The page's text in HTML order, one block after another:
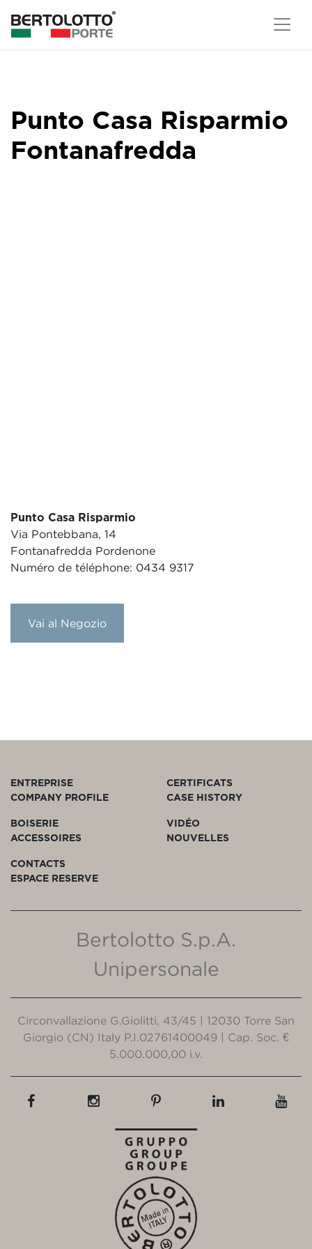
Punto Casa Risparmio
Fontanafredda
Punto Casa Risparmio
Via Pontebbana, 14
Fontanafredda Pordenone
Numéro de téléphone: 0434 9317
Vai al Negozio
ENTREPRISE
COMPANY PROFILE
CERTIFICATS
CASE HISTORY
BOISERIE
ACCESSOIRES
VIDÉO
NOUVELLES
CONTACTS
ESPACE RESERVE
Bertolotto S.p.A.
Unipersonale
Circonvallazione G.Giolitti, 43/45 | 12030 Torre San
Giorgio (CN) Italy P.I.02761400049 | Cap. Soc. €
5.000.000,00 i.v.